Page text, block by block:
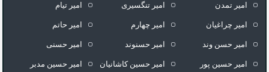
امیر تمدن امیر تنگسیری امیر تیام
امیر چراغیان امیر چهارم امیر حاتم
امیر حسن وند امیر حسنوند امیر حسنی
امیر حسین پور امیر حسین کاشانیان امیر حسین مدبر